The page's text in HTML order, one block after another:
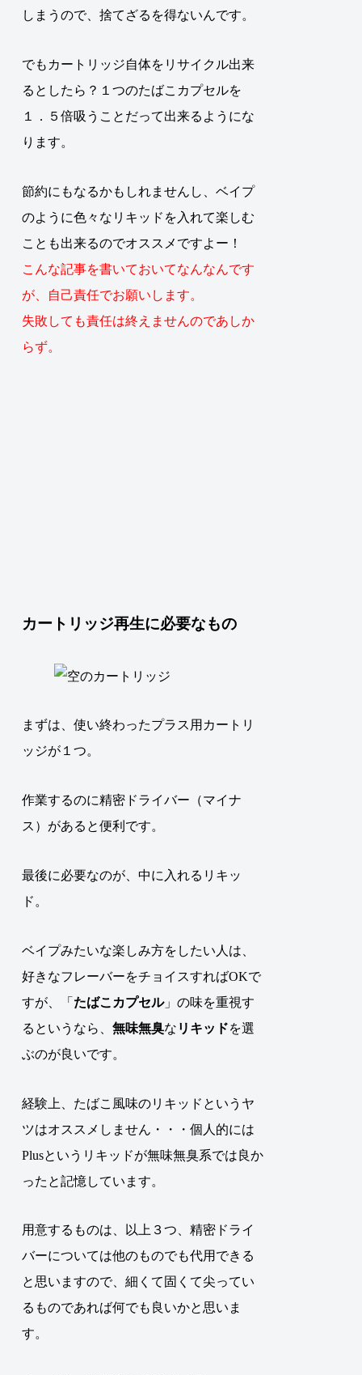
しまうので、捨てざるを得ないんです。
でもカートリッジ自体をリサイクル出来
るとしたら？１つのたばこカプセルを
１．５倍吸うことだって出来るようにな
ります。
節約にもなるかもしれませんし、ベイプ
のように色々なリキッドを入れて楽しむ
ことも出来るのでオススメですよー！
こんな記事を書いておいてなんなんです
が、自己責任でお願いします。
失敗しても責任は終えませんのであしか
らず。
カートリッジ再生に必要なもの
まずは、使い終わったプラス用カートリ
ッジが１つ。
作業するのに精密ドライバー（マイナ
ス）があると便利です。
最後に必要なのが、中に入れるリキッ
ド。
ベイプみたいな楽しみ方をしたい人は、
好きなフレーバーをチョイスすればOKで
すが、
「 たばこカプセル」の味を重視す
るというなら、無味無臭な リキッドを選
ぶのが良いです。
経験上、たばこ風味のリキッドというヤ
ツはオススメしません・・・個人的には
Plusというリキッドが無味無臭系では良か
ったと記憶しています。
用意するものは、以上３つ、精密ドライ
バーについては他のものでも代用できる
と思いますので、細くて固くて尖ってい
るものであれば何でも良いかと思いま
す。